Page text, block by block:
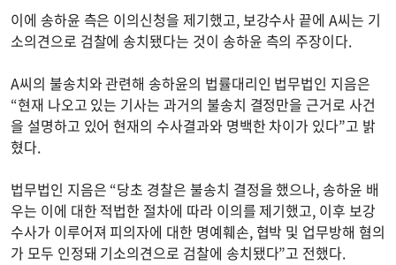
이에 송하윤 측은 이의신청을 제기했고, 보강수사 끝에 A씨는 기
소의견으로 검찰에 송치됐다는 것이 송하윤 측의 주장이다.
A씨의 불송치와 관련해 송하윤의 법률대리인 법무법인 지음은
“현재 나오고 있는 기사는 과거의 불송치 결정만을 근거로 사건
을 설명하고 있어 현재의 수사결과와 명백한 차이가 있다”고 밝
혔다.
법무법인 지음은 “당초 경찰은 불송치 결정을 했으나, 송하윤 배
우는 이에 대한 적법한 절차에 따라 이의를 제기했고, 이후 보강
수사가 이루어져 피의자에 대한 명예훼손, 협박 및 업무방해 혐의
가 모두 인정돼 기소의견으로 검찰에 송치됐다”고 전했다.